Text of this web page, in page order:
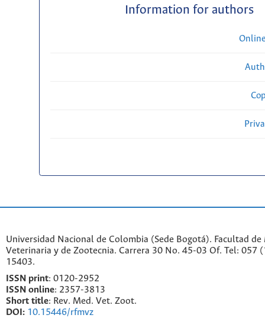
Information for authors
Universidad Nacional de Colombia (Sede Bogotá). Facultad de
Veterinaria y de Zootecnia. Carrera 30 No. 45-03 Of. Tel: 057
15403.
ISSN print: 0120-2952
SSN online: 2357-3813
Short title: Rev. Med. Vet. Zoot.
DOI: 10.15446/rfmvz